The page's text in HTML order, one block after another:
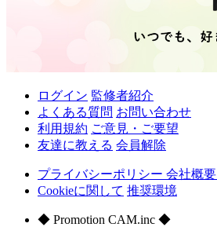
ログイン 監修者紹介
よくある質問 お問い合わせ
利用規約 ご意見・ご要望
友達に教える 会員解除
プライバシーポリシー 会社概要
Cookieに関して 推奨環境
◆ Promotion CAM.inc ◆